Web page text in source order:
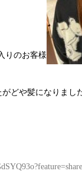
りのお客様
どや髪になりまし